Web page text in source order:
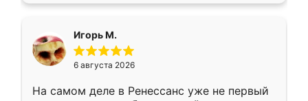
Игорь М.
6 августа 2026
На самом деле в Ренессанс уже не первый